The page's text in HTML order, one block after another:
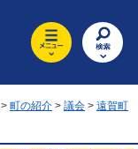
> 町の紹介 > 議会 > 遠賀町